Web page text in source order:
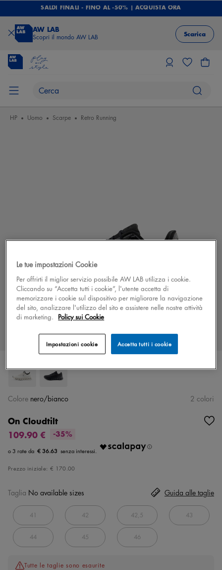
SALDI FINALI - FINO AL -50% | ACQUISTA ORA
AW LAB
Scopri il mondo AW LAB Scarica
HP Uomo Scarpe Retro Running
On Cloudtilt
109.90 €
-35%
€ 36.63
Prezzo iniziale: € 170.00
Colore nero/bianco 2 colori
Taglia No available sizes
41 42 42,5 43
44 45 46
Tutte le taglie sono esaurite
Guida alle taglie
Le tue impostazioni Cookie
Per offrirti il miglior servizio possibile AW LAB utilizza i cookie.
Cliccando su “Accetta tutti i cookie”, l'utente accetta di
memorizzare i cookie sul dispositivo per migliorare la navigazione
del sito, analizzare l'utilizzo del sito e assistere nelle nostre attività
di marketing. Policy sui Cookie
Accetta tutti i cookie
Impostazioni cookie